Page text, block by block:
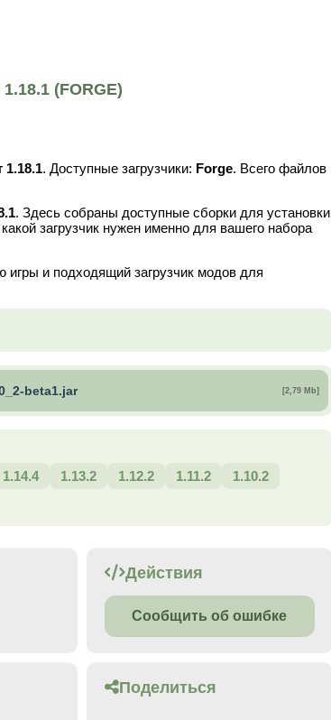
(FORGE)
. Доступные загрузчики: Forge. Всего файлов
. Здесь собраны доступные сборки для установки
загрузчик нужен именно для вашего набора
игры и подходящий загрузчик модов для
beta1.jar [2,79 Mb]
1.14.4 1.13.2 1.12.2 1.11.2
1.10.2
Действия
Сообщить об ошибке
Поделиться